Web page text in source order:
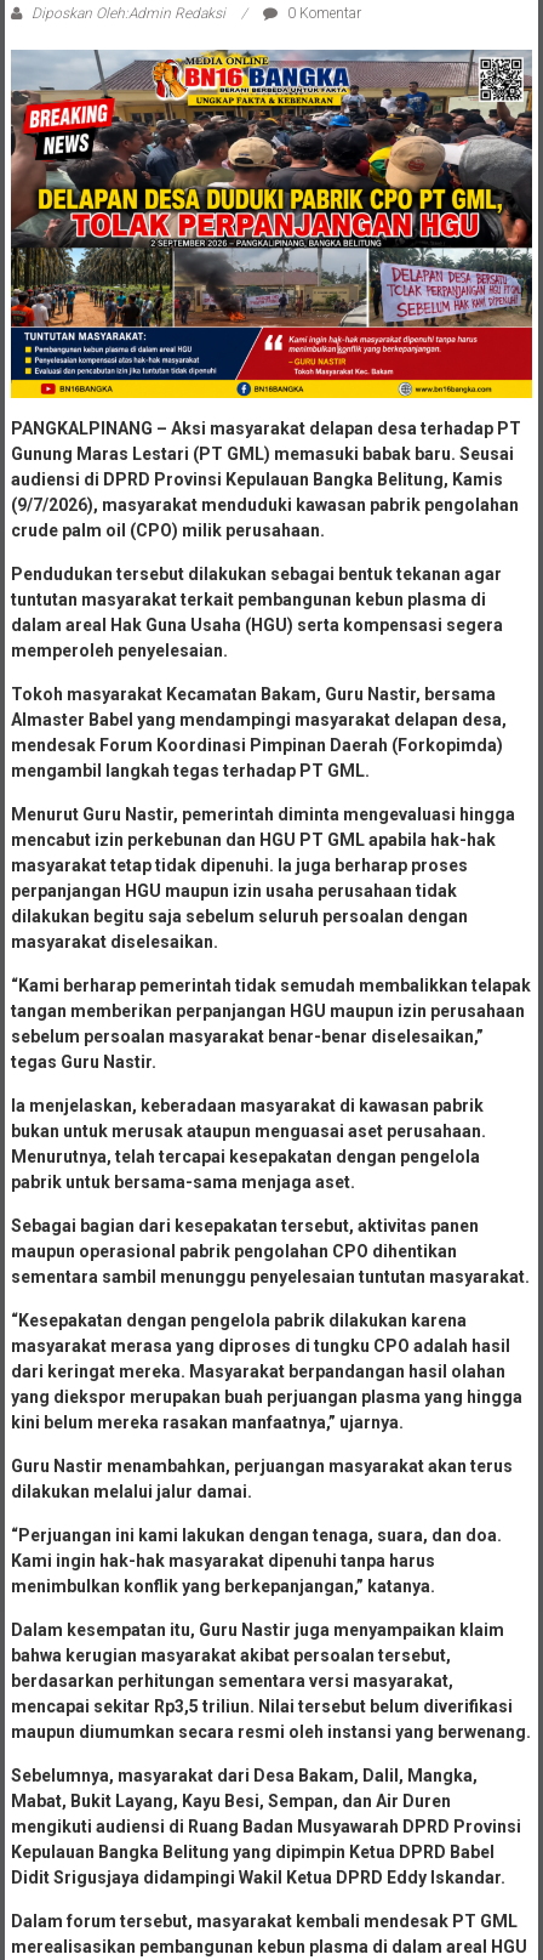
Diposkan Oleh:Admin Redaksi 0 Komentar
PANGKALPINANG – Aksi masyarakat delapan desa terhadap PT
Gunung Maras Lestari (PT GML) memasuki babak baru. Seusai
audiensi di DPRD Provinsi Kepulauan Bangka Belitung, Kamis
(9/7/2026), masyarakat menduduki kawasan pabrik pengolahan
crude palm oil (CPO) milik perusahaan.
Pendudukan tersebut dilakukan sebagai bentuk tekanan agar
tuntutan masyarakat terkait pembangunan kebun plasma di
dalam areal Hak Guna Usaha (HGU) serta kompensasi segera
memperoleh penyelesaian.
Tokoh masyarakat Kecamatan Bakam, Guru Nastir, bersama
Almaster Babel yang mendampingi masyarakat delapan desa,
mendesak Forum Koordinasi Pimpinan Daerah (Forkopimda)
mengambil langkah tegas terhadap PT GML.
Menurut Guru Nastir, pemerintah diminta mengevaluasi hingga
mencabut izin perkebunan dan HGU PT GML apabila hak-hak
masyarakat tetap tidak dipenuhi. Ia juga berharap proses
perpanjangan HGU maupun izin usaha perusahaan tidak
dilakukan begitu saja sebelum seluruh persoalan dengan
masyarakat diselesaikan.
“Kami berharap pemerintah tidak semudah membalikkan telapak
tangan memberikan perpanjangan HGU maupun izin perusahaan
sebelum persoalan masyarakat benar-benar diselesaikan,”
tegas Guru Nastir.
Ia menjelaskan, keberadaan masyarakat di kawasan pabrik
bukan untuk merusak ataupun menguasai aset perusahaan.
Menurutnya, telah tercapai kesepakatan dengan pengelola
pabrik untuk bersama-sama menjaga aset.
Sebagai bagian dari kesepakatan tersebut, aktivitas panen
maupun operasional pabrik pengolahan CPO dihentikan
sementara sambil menunggu penyelesaian tuntutan masyarakat.
“Kesepakatan dengan pengelola pabrik dilakukan karena
masyarakat merasa yang diproses di tungku CPO adalah hasil
dari keringat mereka. Masyarakat berpandangan hasil olahan
yang diekspor merupakan buah perjuangan plasma yang hingga
kini belum mereka rasakan manfaatnya,” ujarnya.
Guru Nastir menambahkan, perjuangan masyarakat akan terus
dilakukan melalui jalur damai.
“Perjuangan ini kami lakukan dengan tenaga, suara, dan doa.
Kami ingin hak-hak masyarakat dipenuhi tanpa harus
menimbulkan konflik yang berkepanjangan,” katanya.
Dalam kesempatan itu, Guru Nastir juga menyampaikan klaim
bahwa kerugian masyarakat akibat persoalan tersebut,
berdasarkan perhitungan sementara versi masyarakat,
mencapai sekitar Rp3,5 triliun. Nilai tersebut belum diverifikasi
maupun diumumkan secara resmi oleh instansi yang berwenang.
Sebelumnya, masyarakat dari Desa Bakam, Dalil, Mangka,
Mabat, Bukit Layang, Kayu Besi, Sempan, dan Air Duren
mengikuti audiensi di Ruang Badan Musyawarah DPRD Provinsi
Kepulauan Bangka Belitung yang dipimpin Ketua DPRD Babel
Didit Srigusjaya didampingi Wakil Ketua DPRD Eddy Iskandar.
Dalam forum tersebut, masyarakat kembali mendesak PT GML
merealisasikan pembangunan kebun plasma di dalam areal HGU